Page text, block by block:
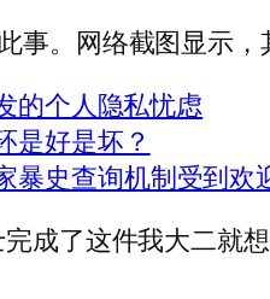
事。网络截图显示
的个人隐私忧虑
是好是坏？
暴史查询机制受到欢
成了这件我大二就